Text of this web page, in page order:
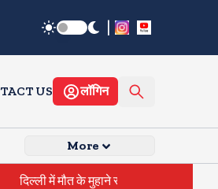
|
US लॉगिन
More
बचे तीन बच्चे, सडक किनारे खुले ड्रेन में जा गिरे